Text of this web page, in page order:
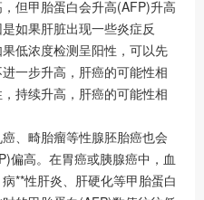
但甲胎蛋白会升高(AFP)升高
如果肝脏出现一些炎症反
低浓度检测呈阳性，可以先
一步升高，肝癌的可能性相
持续升高，肝癌的可能性相
、畸胎瘤等性腺胚胎癌也会
偏高。在胃癌或胰腺癌中，血
**性肝炎、肝硬化等甲胎蛋白